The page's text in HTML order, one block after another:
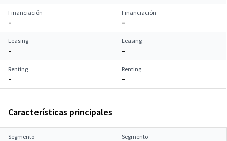
Financiación
–
Financiación
–
Leasing
–
Leasing
–
Renting
–
Renting
–
Características principales
Segmento Segmento